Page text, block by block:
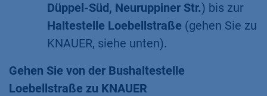
Düppel-Süd, Neuruppiner Str.) bis zur
Haltestelle Loebellstraße (gehen Sie zu
KNAUER, siehe unten).
Gehen Sie von der Bushaltestelle
Loebellstraße zu KNAUER